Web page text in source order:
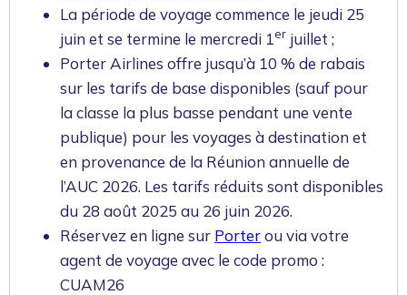
La période de voyage commence le jeudi 25
juin et se termine le mercredi 1er juillet ;
Porter Airlines offre jusqu’à 10 % de rabais
sur les tarifs de base disponibles (sauf pour
la classe la plus basse pendant une vente
publique) pour les voyages à destination et
en provenance de la Réunion annuelle de
l’AUC 2026. Les tarifs réduits sont disponibles
du 28 août 2025 au 26 juin 2026.
Réservez en ligne sur Porterou via votre
agent de voyage avec le code promo :
CUAM26